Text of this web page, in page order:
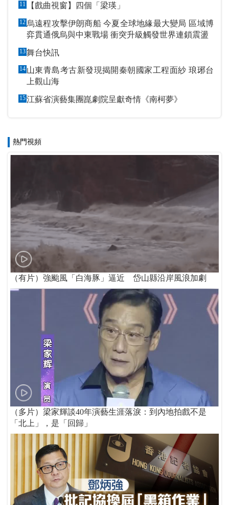
11 【戲曲視窗】四個「梁瑛」
12 烏遠程攻擊伊朗商船 今夏全球地緣最大變局 區域博
弈貫通俄烏與中東戰場 衝突升級觸發世界連鎖震盪
13舞台快訊
14 山東青島考古新發現揭開秦朝國家工程面紗 琅琊台
上觀山海
15江蘇省演藝集團崑劇院呈獻奇情《南柯夢》
熱門視頻
（有片）強颱風「白海豚」逼近 岱山縣沿岸風浪加劇
（多片）梁家輝談40年演藝生涯落淚：到內地拍戲不是
「北上」，是「回歸」